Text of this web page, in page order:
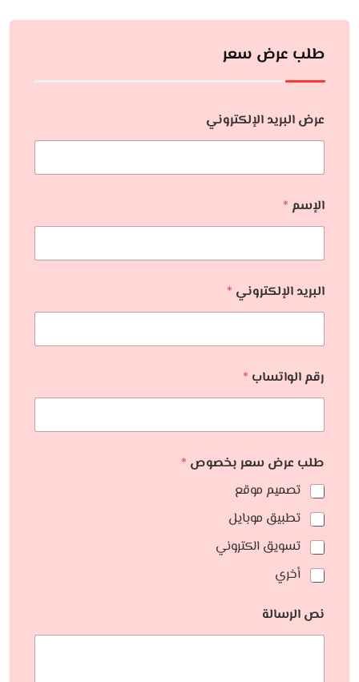
طلب عرض سعر
عرض البريد الإلكتروني
الإسم *
البريد الإلكتروني *
رقم الواتساب *
طلب عرض سعر بخصوص *
تصميم موقع
تطبيق موبايل
تسويق الكتروني
أخري
نص الرسالة